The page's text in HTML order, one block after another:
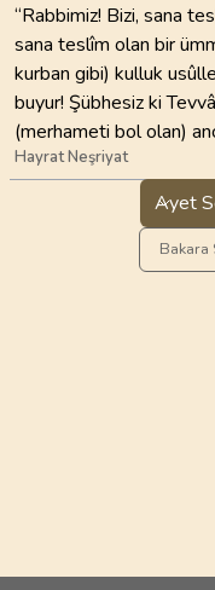
“Rabbimiz! Bizi, sana
sana teslîm olan bir
kurban gibi) kulluk
buyur! Şübhesiz ki
(merhameti bol olan)
Hayrat Neşriyat
Ayet
Bakara